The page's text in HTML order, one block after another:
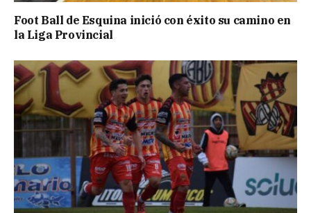
Foot Ball de Esquina inició con éxito su camino en
la Liga Provincial